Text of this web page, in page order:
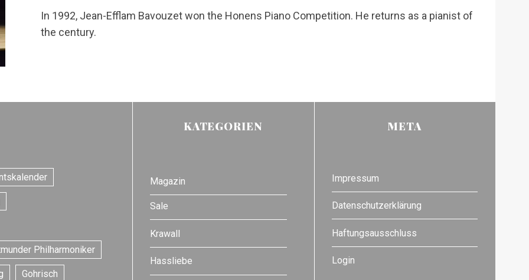
In 1992, Jean-Efflam Bavouzet won the Honens Piano Competition. He returns as a pianist of
the century.
Philharmoniker
Gohrisch
KATEGORIEN
Magazin
Sale
Krawall
Hassliebe
META
Impressum
Datenschutzerklärung
Haftungsausschluss
Login